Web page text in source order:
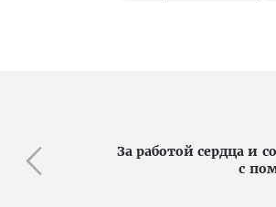
За работой сердца и
с